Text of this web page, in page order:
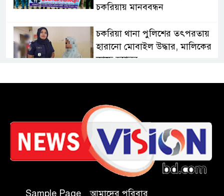
চকরিয়ায় মানববন্ধন
চকরিয়া থানা পুলিশের তৎপরতায়
হারানো মোবাইল উদ্ধার, মালিকের
কাছে হস্তান্তর
চকরিয়ায় বন্যা-পাহাড়ধসে
চকরিয়ায় আবাসিক হোটেলে
পুলিশের অভিযান, গ্রেপ্তার-৩
কক্সবাজারের কৃতিসন্তান শামীম
উদ্দিন চৌধুরী বাংলাদেশ ব্যাংকে
Sample Page আমাদের পরিবার